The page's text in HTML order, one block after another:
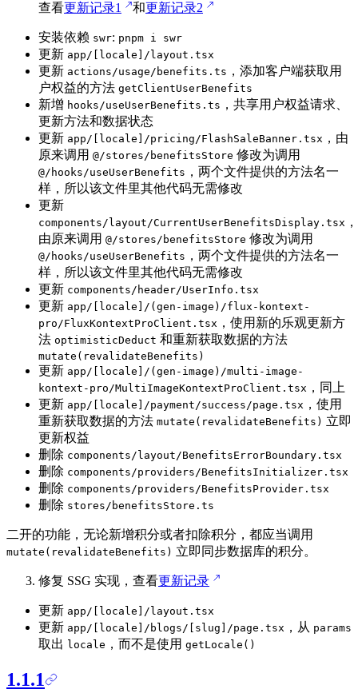
查看更新记录1 和更新记录2
安装依赖 swr: pnpm i swr
更新 app/[locale]/layout.tsx
更新 actions/usage/benefits.ts ，添加客户端获取用
户权益的方法 getClientUserBenefits
新增 hooks/useUserBenefits.ts ，共享用户权益请求、
更新方法和数据状态
更新 app/[locale]/pricing/FlashSaleBanner.tsx ，由
原来调用 @/stores/benefitsStore 修改为调用
@/hooks/useUserBenefits ，两个文件提供的方法名一
样，所以该文件里其他代码无需修改
更新
components/layout/CurrentUserBenefitsDisplay.tsx ，
由原来调用 @/stores/benefitsStore 修改为调用
@/hooks/useUserBenefits ，两个文件提供的方法名一
样，所以该文件里其他代码无需修改
更新 components/header/UserInfo.tsx
更新 app/[locale]/(gen-image)/flux-kontext-
pro/FluxKontextProClient.tsx ，使用新的乐观更新方
法 optimisticDeduct 和重新获取数据的方法
mutate(revalidateBenefits)
更新 app/[locale]/(gen-image)/multi-image-
kontext-pro/MultiImageKontextProClient.tsx ，同上
更新 app/[locale]/payment/success/page.tsx ，使用
重新获取数据的方法 mutate(revalidateBenefits) 立即
更新权益
删除 components/layout/BenefitsErrorBoundary.tsx
删除 components/providers/BenefitsInitializer.tsx
删除 components/providers/BenefitsProvider.tsx
删除 stores/benefitsStore.ts
二开的功能，无论新增积分或者扣除积分，都应当调用
mutate(revalidateBenefits) 立即同步数据库的积分。
修复 SSG 实现，查看更新记录
更新 app/[locale]/layout.tsx
更新 app/[locale]/blogs/[slug]/page.tsx ，从 params
取出 locale ，而不是使用 getLocale()
1.1.1